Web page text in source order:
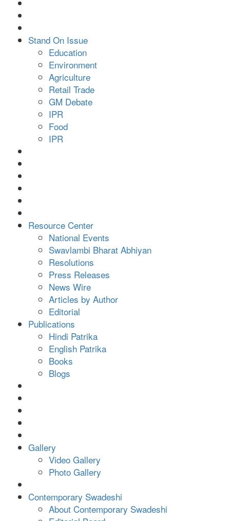
Stand On Issue
Education
Environment
Agriculture
Retail Trade
GM Debate
IPR
Food
IPR
Resource Center
National Events
Swavlambi Bharat Abhiyan
Resolutions
Press Releases
News Wire
Articles by Author
Editorial
Publications
Hindi Patrika
English Patrika
Books
Blogs
Gallery
Video Gallery
Photo Gallery
Contemporary Swadeshi
About Contemporary Swadeshi